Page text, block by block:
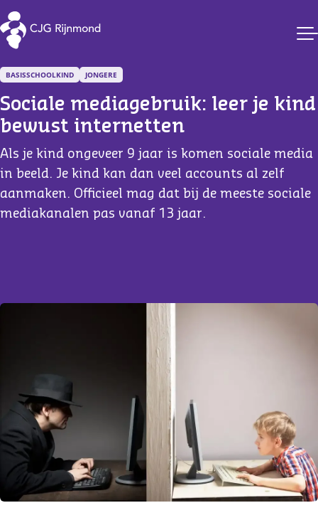
CJG Rijnmond
BASISSCHOOLKIND JONGERE
Sociale mediagebruik: leer je kind
bewust internetten
Als je kind ongeveer 9 jaar is komen sociale media
in beeld. Je kind kan dan veel accounts al zelf
aanmaken. Officieel mag dat bij de meeste sociale
mediakanalen pas vanaf 13 jaar.